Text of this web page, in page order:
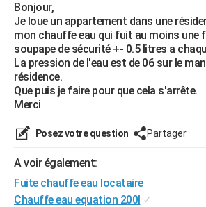
Essais
Réserver un essai
Citadines
Berlines
SUV
Forum auto
+HIGH-TECH
Mobiles
Meilleur smartphone
Internet
Ordinateurs
Jeux vidéo
Guide high-tech
+BRICOLAGE
Forum
Aménagement intérieur
Extérieur
Cuisine
Salle de bains
Jardinage
Rangement
WEEK-END
Guides de France
Escapades
Patrimoine
Expositions
Musées
Week-end nature
+LIFESTYLE
Art de vivre
Bien-être
Loisirs
Mode
Modes de vie
SANTE
VOYAGE
Destinations
City break
Voyage nature
Voyage de noces
Forum
Climat
PHOTO
Bonjour,
Je loue un appartement dans une
mon chauffe eau qui fuit au moins une
soupape de sécurité +- 0.5 litres a
La pression de l'eau est de 06 sur le
résidence.
Que puis je faire pour que cela s'arrête.
Merci
Posez votre question Partager
A voir également:
Fuite chauffe eau locataire
Chauffe eau equation 200l ✓